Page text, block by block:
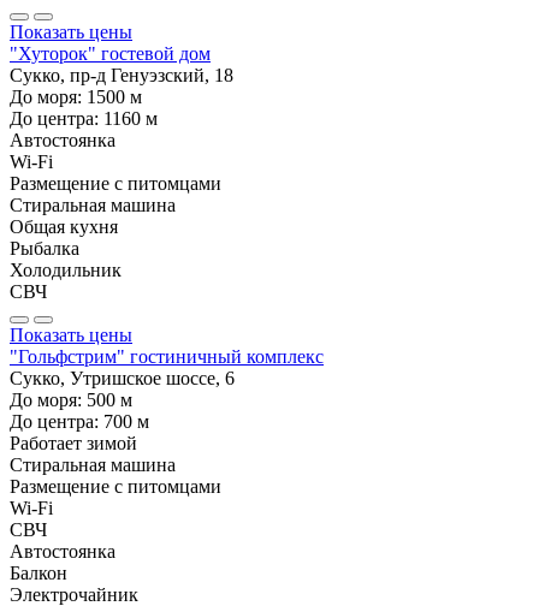
Показать цены
"Хуторок" гостевой дом
Сукко, пр-д Генуэзский, 18
До моря: 1500 м
До центра: 1160 м
Автостоянка
Wi-Fi
Размещение с питомцами
Стиральная машина
Общая кухня
Рыбалка
Холодильник
СВЧ
Показать цены
"Гольфстрим" гостиничный комплекс
Сукко, Утришское шоссе, 6
До моря: 500 м
До центра: 700 м
Работает зимой
Стиральная машина
Размещение с питомцами
Wi-Fi
СВЧ
Автостоянка
Балкон
Электрочайник